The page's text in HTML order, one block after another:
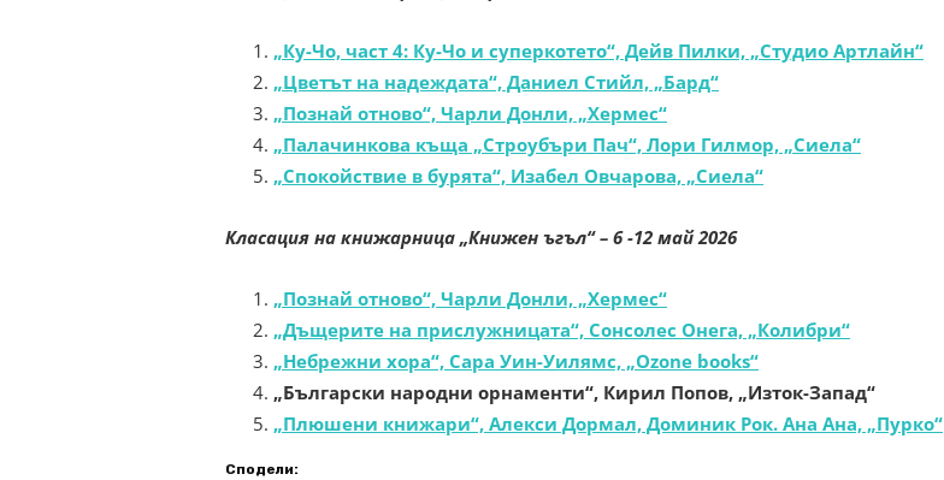
„Ку-Чо, част 4: Ку-Чо и суперкотето“, Дейв Пилки, „Студио Артлайн“
„Цветът на надеждата“, Даниел Стийл, „Бард“
„Познай отново“, Чарли Донли, „Хермес“
„Палачинкова къща „Строубъри Пач“, Лори Гилмор, „Сиела“
„Спокойствие в бурята“, Изабел Овчарова, „Сиела“
Класация на книжарница „Книжен ъгъл“ – 6 -12 май 2026
„Познай отново“, Чарли Донли, „Хермес“
„Дъщерите на прислужницата“, Сонсолес Онега, „Колибри“
„Небрежни хора“, Сара Уин-Уилямс, „Ozone books“
„Български народни орнаменти“, Кирил Попов, „Изток-Запад“
„Плюшени книжари“, Алекси Дормал, Доминик Рок. Ана Ана, „Пурко“
Сподели: